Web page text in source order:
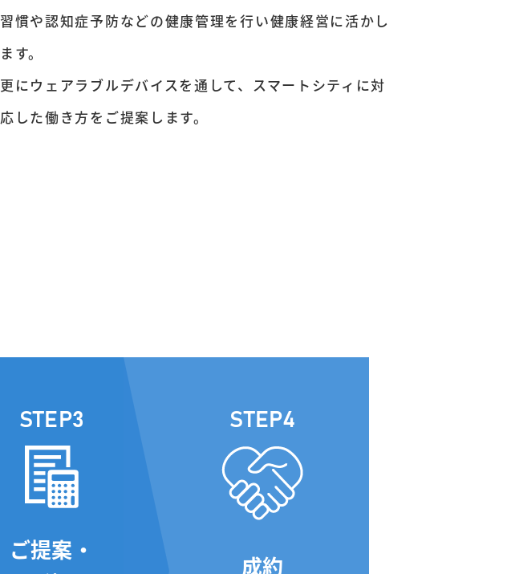
習慣や認知症予防などの健康管理を行い健康経営に活かし
ます。
更にウェアラブルデバイスを通して、スマートシティに対
応した働き方をご提案します。
STEP3
ご提案・
STEP4
成約